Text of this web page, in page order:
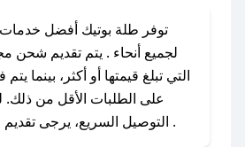
تواصل معنا عبر تويتر أو
توفر طلة بوتيك أفضل
لجميع أنحاء . يتم تقديم شحن
التي تبلغ قيمتها أو أكثر، بينما
على الطلبات الأقل من ذلك.
التوصيل السريع، يرجى تقديم طلبك قبل الساعة .